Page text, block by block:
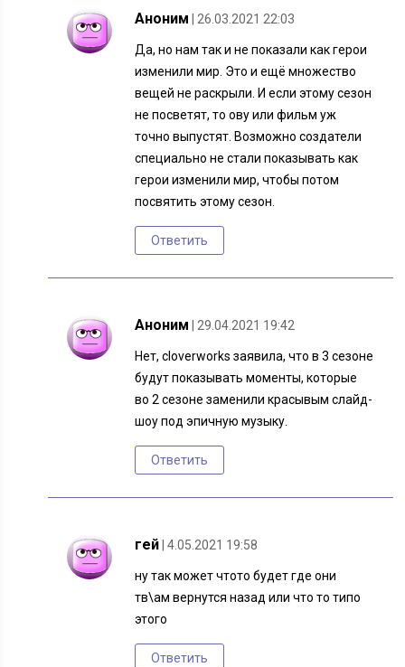
Аноним | 26.03.2021 22:03
Да, но нам так и не показали как герои
изменили мир. Это и ещё множество
вещей не раскрыли. И если этому сезон
не посветят, то ову или фильм уж
точно выпустят. Возможно создатели
специально не стали показывать как
герои изменили мир, чтобы потом
посвятить этому сезон.
Ответить
Аноним | 29.04.2021 19:42
Нет, cloverworks заявила, что в 3 сезоне
будут показывать моменты, которые
во 2 сезоне заменили красывым слайд-
шоу под эпичную музыку.
Ответить
гей | 4.05.2021 19:58
ну так может чтото будет где они
тв\ам вернутся назад или что то типо
этого
Ответить